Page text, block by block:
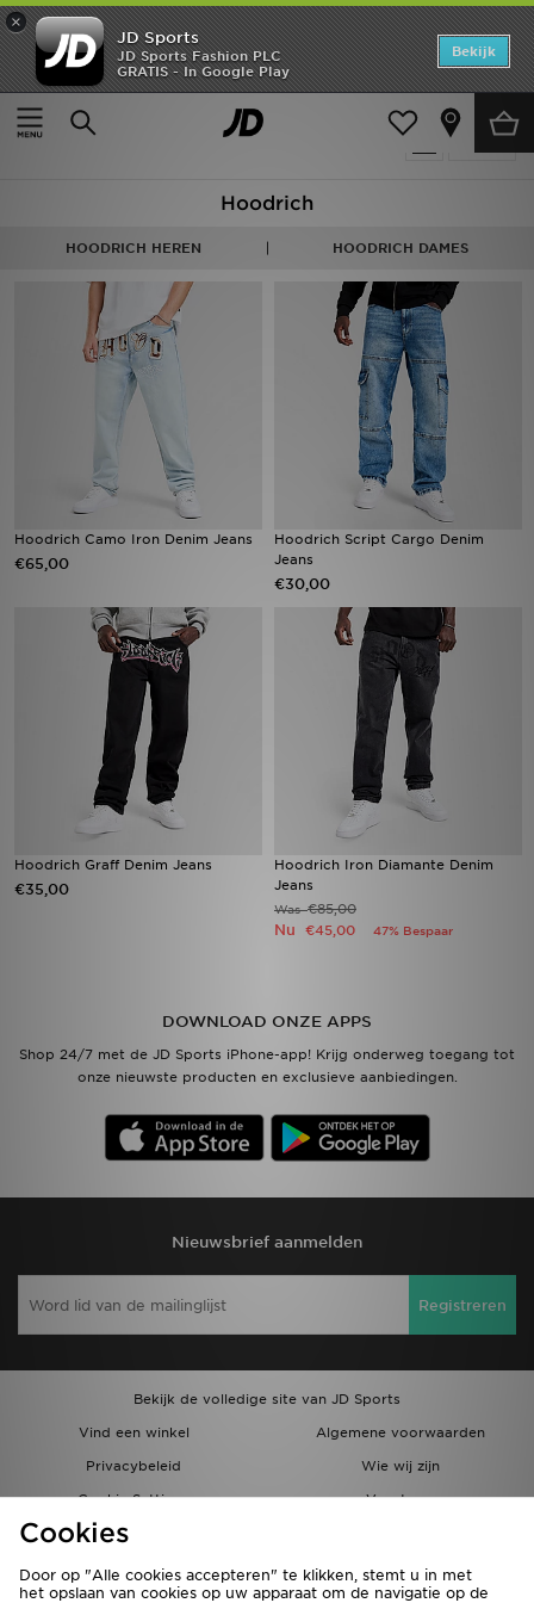
×
JD Sports
JD Sports Fashion PLC
GRATIS - In Google Play
Bekijk
Thuis
Heren Herenkleding Jeans
Producten 4
Hoodrich
HOODRICH HEREN HOODRICH DAMES
Hoodrich Camo Iron Denim Jeans
€65,00
Hoodrich Script Cargo Denim
Jeans
€30,00
Hoodrich Graff Denim Jeans
€35,00
Hoodrich Iron Diamante Denim
Jeans
Was€85,00
Nu €45,00 47% Bespaar
DOWNLOAD ONZE APPS
Shop 24/7 met de JD Sports iPhone-app! Krijg onderweg toegang tot
onze nieuwste producten en exclusieve aanbiedingen.
Nieuwsbrief aanmelden
Registreren
Bekijk de volledige site van JD Sports
Vind een winkel
Algemene voorwaarden
Privacybeleid
Wie wij zijn
Cookie Settings
Vacatures
Bestellingen en Levering
Home
Offers
Dames
Collecties
Merken
Bestelling traceren
Klantenservice
Download de app
Wie wij zijn
Cookies
Door op "Alle cookies accepteren" te klikken, stemt u in met
het opslaan van cookies op uw apparaat om de navigatie op de